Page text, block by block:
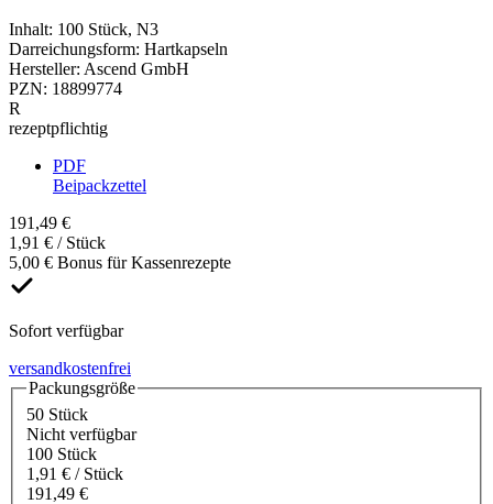
Inhalt: 100 Stück, N3
Darreichungsform: Hartkapseln
Hersteller: Ascend GmbH
PZN: 18899774
R
rezeptpflichtig
PDF
Beipackzettel
191,49 €
1,91 € / Stück
5,00 € Bonus für Kassenrezepte
Sofort verfügbar
versandkostenfrei
Packungsgröße
50 Stück
Nicht verfügbar
100 Stück
1,91 € / Stück
191,49 €